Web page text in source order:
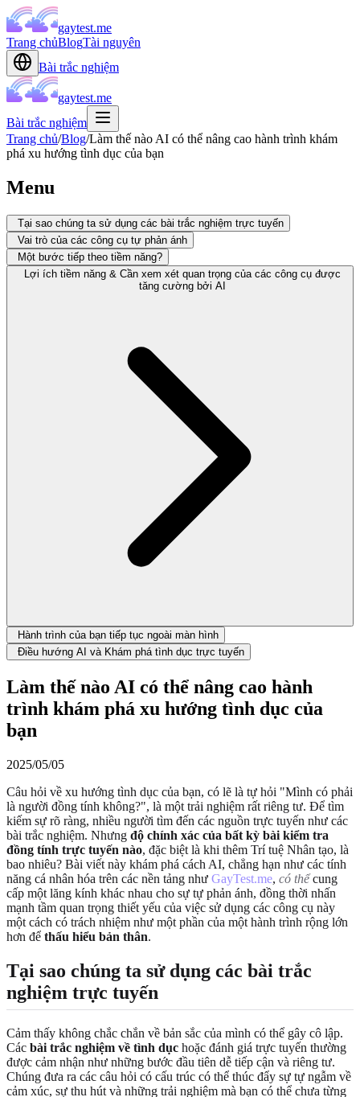
gaytest.me
Trang chủBlogTài nguyên
Bài trắc nghiệm
gaytest.me
Bài trắc nghiệm
Trang chủ/Blog/Làm thế nào AI có thể nâng cao hành trình khám
phá xu hướng tình dục của bạn
Menu
Tại sao chúng ta sử dụng các bài trắc nghiệm trực tuyến
Vai trò của các công cụ tự phản ánh
Một bước tiếp theo tiềm năng?
Lợi ích tiềm năng & Cần xem xét quan trọng của các công cụ được
tăng cường bởi AI
Hành trình của bạn tiếp tục ngoài màn hình
Điều hướng AI và Khám phá tình dục trực tuyến
Làm thế nào AI có thể nâng cao hành
trình khám phá xu hướng tình dục của
bạn
2025/05/05
Câu hỏi về xu hướng tình dục của bạn, có lẽ là tự hỏi "Mình có phải
là người đồng tính không?", là một trải nghiệm rất riêng tư. Để tìm
kiếm sự rõ ràng, nhiều người tìm đến các nguồn trực tuyến như các
bài trắc nghiệm. Nhưng độ chính xác của bất kỳ bài kiểm tra
đồng tính trực tuyến nào, đặc biệt là khi thêm Trí tuệ Nhân tạo, là
bao nhiêu? Bài viết này khám phá cách AI, chẳng hạn như các tính
năng cá nhân hóa trên các nền tảng như GayTest.me, có thểcung
cấp một lăng kính khác nhau cho sự tự phản ánh, đồng thời nhấn
mạnh tầm quan trọng thiết yếu của việc sử dụng các công cụ này
một cách có trách nhiệm như một phần của một hành trình rộng lớn
hơn để thấu hiểu bản thân.
Tại sao chúng ta sử dụng các bài trắc
nghiệm trực tuyến
Cảm thấy không chắc chắn về bản sắc của mình có thể gây cô lập.
Các bài trắc nghiệm về tình dục hoặc đánh giá trực tuyến thường
được cảm nhận như những bước đầu tiên dễ tiếp cận và riêng tư.
Chúng đưa ra các câu hỏi có cấu trúc có thể thúc đẩy sự tự ngẫm về
cảm xúc, sự thu hút và những trải nghiệm mà bạn có thể chưa từng